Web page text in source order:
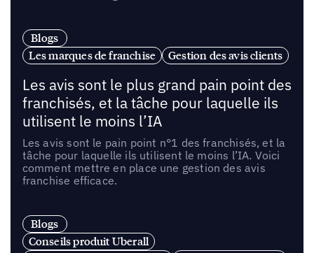
Blogs
Les marques de franchise
Gestion des avis clients
Les avis sont le plus grand pain point des
franchisés, et la tâche pour laquelle ils
utilisent le moins l’IA
Les avis sont le pain point n°1 des franchisés, et la
tâche pour laquelle ils utilisent le moins l’IA. Voici
comment mettre en place une gestion des avis
franchise efficace.
Blogs
Conseils produit Uberall